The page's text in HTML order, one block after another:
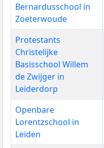
Bernardusschool in
Zoeterwoude
Protestants
Christelijke
Basisschool Willem
de Zwijger in
Leiderdorp
Openbare
Lorentzschool in
Leiden